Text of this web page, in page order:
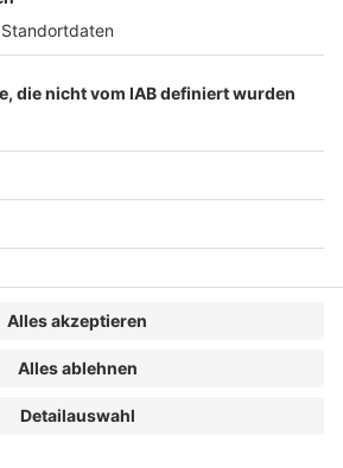
von der Größe und
erfolgt dann die
und Systeme über die
der Rollout ggf. die
müssen final getroffen und
Qualitätssicherung mit
ist die Qualität und
gesamten Rollout sicherzustellen.
KI-Systeme ist in eine
und Qualitätssicherung